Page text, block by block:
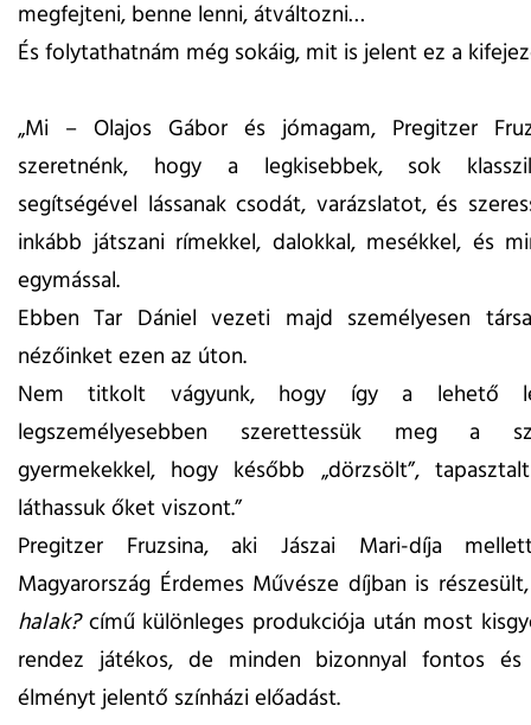
megfejteni, benne lenni, átváltozni…
És folytathatnám még sokáig, mit is jelent ez a
„Mi – Olajos Gábor és jómagam, Pregitzer
szeretnénk, hogy a legkisebbek, sok
segítségével lássanak csodát, varázslatot, és
inkább játszani rímekkel, dalokkal, mesékkel, és
egymással.
Ebben Tar Dániel vezeti majd személyesen
nézőinket ezen az úton.
Nem titkolt vágyunk, hogy így a lehető
legszemélyesebben szerettessük meg a
gyermekekkel, hogy később „dörzsölt”,
láthassuk őket viszont.”
Pregitzer Fruzsina, aki Jászai Mari-díja
Magyarország Érdemes Művésze díjban is
halak?című különleges produkciója után most
rendez játékos, de minden bizonnyal fontos és
élményt jelentő színházi előadást.